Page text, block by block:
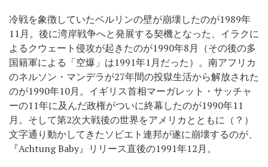
冷戦を象徴していたベルリンの壁が崩壊したのが1989年
11月。後に湾岸戦争へと発展する契機となった、イラクに
よるクウェート侵攻が起きたのが1990年8月（その後の多
国籍軍による「空爆」は1991年1月だった）。南アフリカ
のネルソン・マンデラが27年間の投獄生活から解放された
のが1990年10月。イギリス首相マーガレット・サッチャ
ーの11年に及んだ政権がついに終幕したのが1990年11
月。そして第2次大戦後の世界をアメリカとともに（？）
文字通り動かしてきたソビエト連邦が遂に崩壊するのが、
『Achtung Baby』リリース直後の1991年12月。